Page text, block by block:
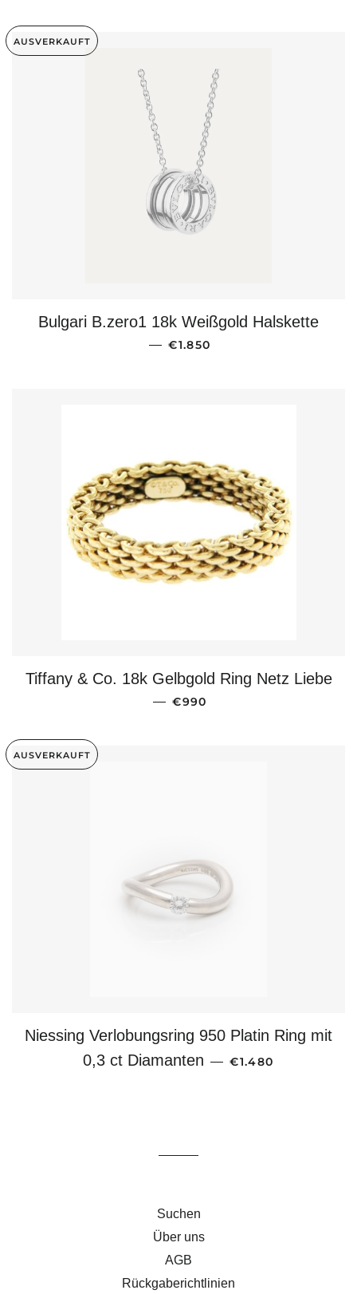
AUSVERKAUFT
Bulgari B.zero1 18k Weißgold Halskette
— NORMALER PREIS
€1.850
Tiffany & Co. 18k Gelbgold Ring Netz Liebe
— NORMALER PREIS
€990
AUSVERKAUFT
Niessing Verlobungsring 950 Platin Ring mit
0,3 ct Diamanten — NORMALER PREIS
€1.480
Suchen
Über uns
AGB
Rückgaberichtlinien